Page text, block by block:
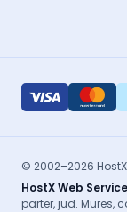
© 2002–2026
HostX Web
parter, jud. Mures,